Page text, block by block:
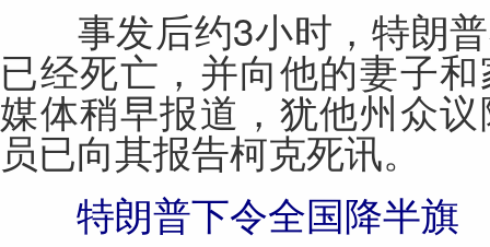
事发后约3小时，特朗
已经死亡，并向他的妻子
媒体稍早报道，犹他州众
员已向其报告柯克死讯。
特朗普下令全国降半旗